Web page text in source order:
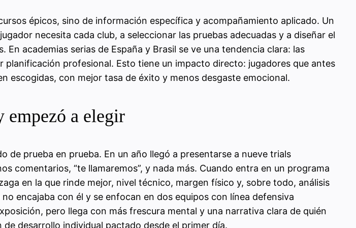
épicos, sino de información específica y acompañamiento aplicado. Un
necesita cada club, a seleccionar las pruebas adecuadas y a diseñar el
academias serias de España y Brasil se ve una tendencia clara: las
profesional. Esto tiene un impacto directo: jugadores que antes
escogidas, con mejor tasa de éxito y menos desgaste emocional.
empezó a elegir
de prueba en prueba. En un año llegó a presentarse a nueve trials
comentarios, “te llamaremos”, y nada más. Cuando entra en un programa
en la que rinde mejor, nivel técnico, margen físico y, sobre todo, análisis
encajaba con él y se enfocan en dos equipos con línea defensiva
pero llega con más frescura mental y una narrativa clara de quién
desarrollo individual pactado desde el primer día.